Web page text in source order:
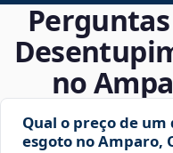
no
Qual o preço de
esgoto no Amparo,